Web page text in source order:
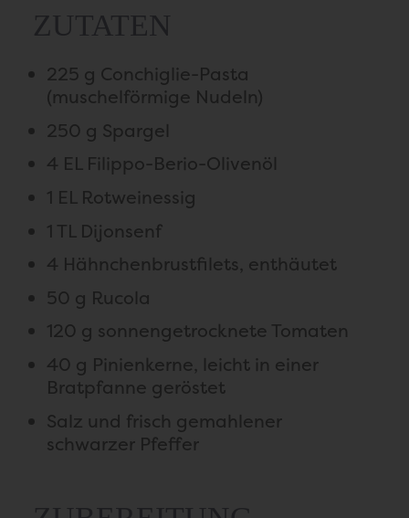
ZUTATEN
225 g Conchiglie-Pasta
(muschelförmige Nudeln)
250 g Spargel
4 EL Filippo-Berio-Olivenöl
1 EL Rotweinessig
1 TL Dijonsenf
4 Hähnchenbrustfilets, enthäutet
50 g Rucola
120 g sonnengetrocknete Tomaten
40 g Pinienkerne, leicht in einer
Bratpfanne geröstet
Salz und frisch gemahlener
schwarzer Pfeffer